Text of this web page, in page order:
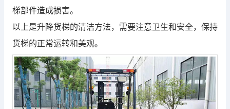
梯部件造成损害。
以上是升降货梯的清洁方法，需要注意卫生和安全，保持
货梯的正常运转和美观。